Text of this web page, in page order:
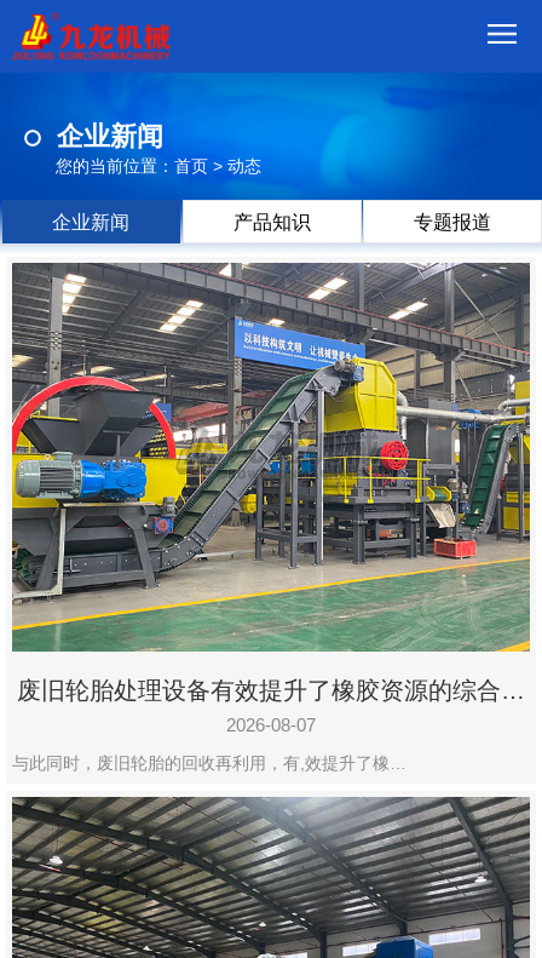
品
视
频
现
场
方
案
动
态
联
系
郑
州
市
九
设
有
限
公
司
豫
企业新闻
您的当前位置： 首页 > 动态
企业新闻 产品知识 专题报道
废旧轮胎处理设备有效提升了橡胶资源的综合利
用率
2026-08-07
与此同时，废旧轮胎的回收再利用，有,效提升了橡…